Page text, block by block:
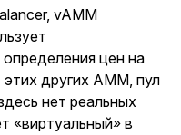
vAMM
цен на
других AMM, пул
нет реальных
«виртуальный» в